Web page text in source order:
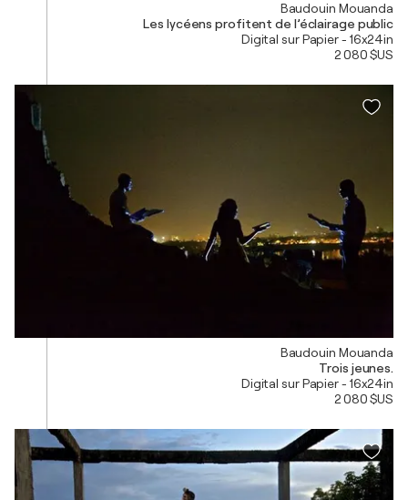
Baudouin Mouanda
Les lycéens profitent de l’éclairage public
Digital sur Papier - 16x24in
2 080 $US
Baudouin Mouanda
Trois jeunes.
Digital sur Papier - 16x24in
2 080 $US